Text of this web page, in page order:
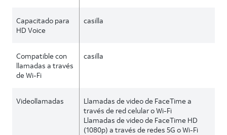
Capacitado para
HD Voice
casilla
Compatible con
llamadas a través
de Wi-Fi
casilla
Videollamadas
Llamadas de video de FaceTime a
través de red celular o Wi-Fi
Llamadas de video de FaceTime HD
(1080p) a través de redes 5G o Wi-Fi